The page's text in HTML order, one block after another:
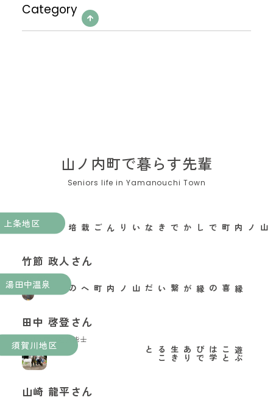
Category
山ノ内町で暮らす先輩
上条地区
山ノ内町でしかできないりんご栽培がある
竹節 政人さん
果樹農家
湯田中温泉
縁喜の縁が繋いだ山ノ内町への移住
田中 啓登さん
玉村本店酒造技能士
須賀川地区
遊
ぶ
こ
と
は
学
び
で
あ
り
生
き
る
こ
と
山崎 龍平さん